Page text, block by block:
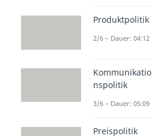
Produktpolitik
2/6 – Dauer: 04:12
Kommunikatio
nspolitik
3/6 – Dauer: 05:09
Preispolitik